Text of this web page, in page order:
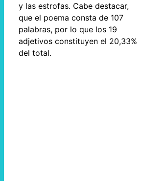
y las estrofas. Cabe destacar,
que el poema consta de 107
palabras, por lo que los 19
adjetivos constituyen el 20,33%
del total.